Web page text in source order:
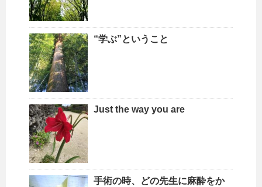
“学ぶ”ということ
Just the way you are
手術の時、どの先生に麻酔をか